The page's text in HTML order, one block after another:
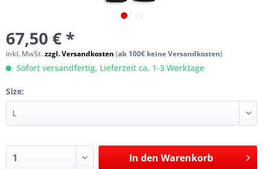
67,50 € *
inkl. MwSt.zzgl. Versandkosten (ab 100€ keine Versandkosten)
Sofort versandfertig, Lieferzeit ca. 1-3 Werktage
Size:
In den Warenkorb